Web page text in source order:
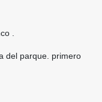
.
del parque. primero